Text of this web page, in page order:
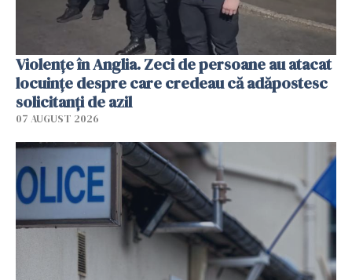
Violenţe în Anglia. Zeci de persoane au atacat
locuinţe despre care credeau că adăpostesc
solicitanţi de azil
07 AUGUST 2026